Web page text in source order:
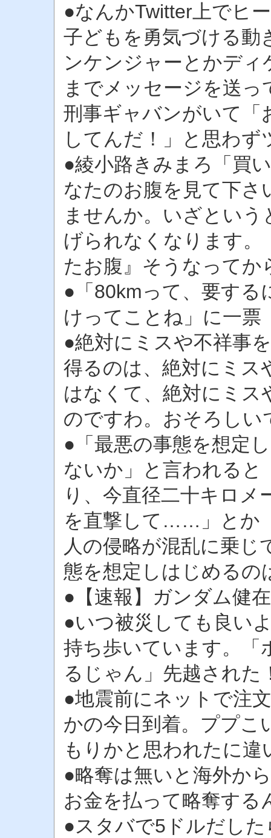
●なんかTwitter上でヒ
子どもを勇気づける動
ンケンジャーとかデ
までメッセージを送
刑事ギャバンがいて「
してんだ！」と思わ
●綾小路きみまろ「買
なたのお腹を見て下さ
ませんか。いざとい
げられなくなります
たお腹』そうなってか
●「80kmって、要す
けってことね」に一票
●絶対にミスや不祥事
得るのは、絶対にミス
はなくて、絶対にミス
のですわ。おそろしい
●「最悪の事態を想定
ないか」と言われると
り、今直径二十キロメ
を直撃して……」とか
人の侵略が混乱に乗
態を想定しはじめるの
●【速報】ガンダム健在
●いつ被災しても良い
持ち歩いています。「
るじゃん」先越された
●地震前にネットで注
かの今日到着。ププこ
もりかと思われたに
●略奪は無いと海外か
お金を払って略奪す
●スタバで5ドルだし